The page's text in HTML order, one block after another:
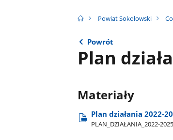
Powiat Sokołowski
Powrót
Plan
Materiały
Plan działania 2022-
PLAN​_DZIAŁANIA​_2022-